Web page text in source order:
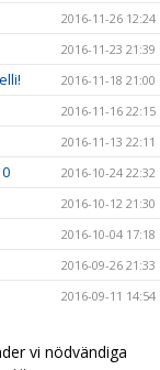
2016-11-26 12:24
2016-11-23 21:39
2016-11-18 21:00
2016-11-16 22:15
2016-11-13 22:11
2016-10-24 22:32
2016-10-12 21:30
2016-10-04 17:18
2016-09-26 21:33
2016-09-11 14:54
2016-08-27 14:28
vi nödvändiga